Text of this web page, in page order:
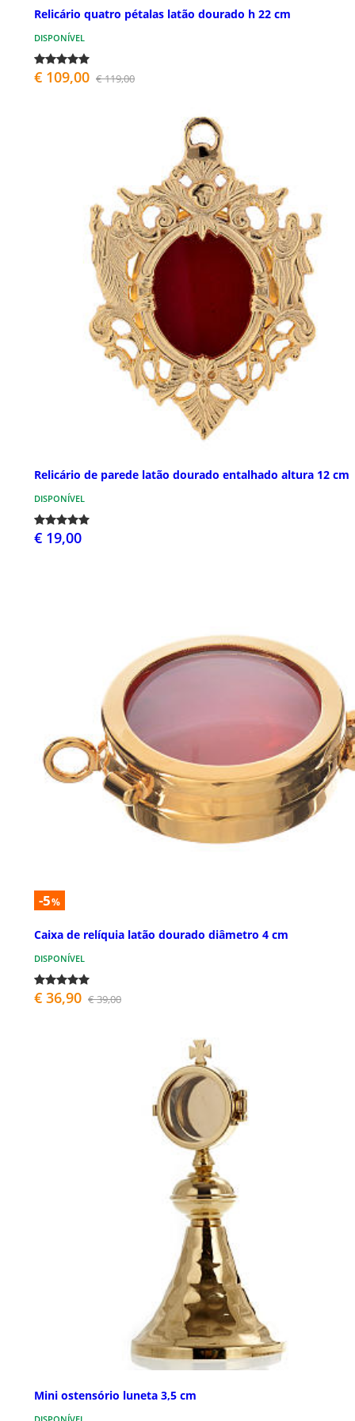
Relicário quatro pétalas latão dourado h 22 cm
DISPONÍVEL
€ 109,00 € 119,00
Relicário de parede latão dourado entalhado altura 12 cm
DISPONÍVEL
€ 19,00
-5%
Caixa de relíquia latão dourado diâmetro 4 cm
DISPONÍVEL
€ 36,90 € 39,00
Mini ostensório luneta 3,5 cm